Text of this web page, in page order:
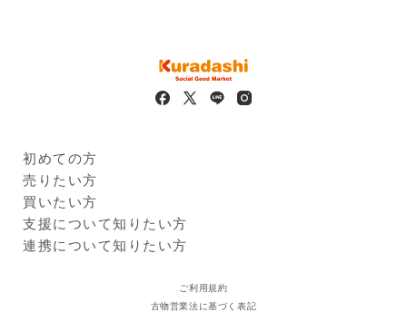
の花 抽出物／アラニン、安定
剤（増粘多糖類）、クエン
酸、保存料（安息香酸Na、ブ
栄養成分
1日1本（100ml）を目安にお
初めての方
Kuradashiとは
ご利用ガイド
売りたい方
クラダシに出品する
出品企業
買いたい方
商品一覧
ログイン・新規登録
支援について知りたい方
支援レポート
連携について知りたい方
ご利用規約
古物営業法に基づく表記